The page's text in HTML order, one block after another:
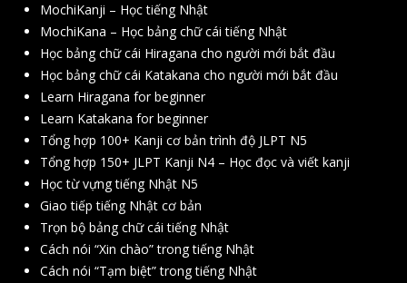
MochiKanji – Học tiếng Nhật
MochiKana – Học bảng chữ cái tiếng Nhật
Học bảng chữ cái Hiragana cho người mới bắt đầu
Học bảng chữ cái Katakana cho người mới bắt đầu
Learn Hiragana for beginner
Learn Katakana for beginner
Tổng hợp 100+ Kanji cơ bản trình độ JLPT N5
Tổng hợp 150+ JLPT Kanji N4 – Học đọc và viết kanji
Học từ vựng tiếng Nhật N5
Giao tiếp tiếng Nhật cơ bản
Trọn bộ bảng chữ cái tiếng Nhật
Cách nói “Xin chào” trong tiếng Nhật
Cách nói “Tạm biệt” trong tiếng Nhật